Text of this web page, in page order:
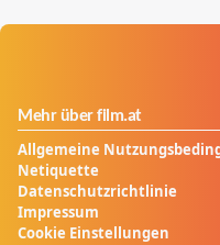
ihrer mächtigsten
Mehr über film.at
Allgemeine
Netiquette
Datenschutzrichtlinie
Impressum
Cookie Einstellungen